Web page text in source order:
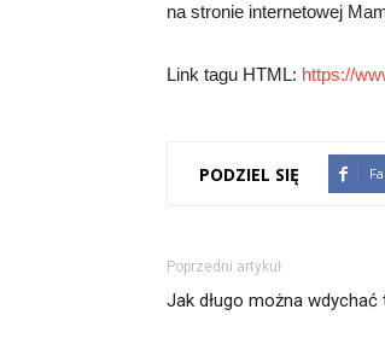
na stronie internetowej
Link tagu HTML: https://
PODZIEL SIĘ
Poprzedni artykuł
Jak długo można wdychać